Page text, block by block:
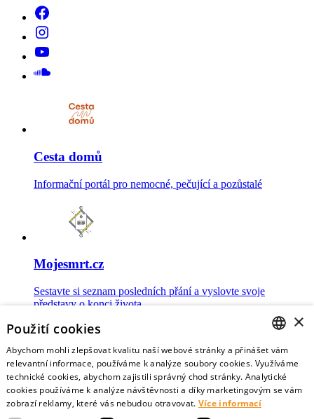
Cesta domů
Informační portál pro nemocné, pečující a pozůstalé
Mojesmrt.cz
Sestavte si seznam posledních přání a vyslovte svoje
představy o konci života
Data o umírání
Nejnovější data o postojích veřejnosti a zdravotníků k umírání
CZECH
ENGLISH
×
Použití cookies
Abychom mohli zlepšovat kvalitu naší webové stránky a přinášet vám
relevantní informace, používáme k analýze soubory cookies. Využíváme
technické cookies, abychom zajistili správný chod stránky. Analytické
cookies používáme k analýze návštěvnosti a díky marketingovým se vám
zobrazí reklamy, které vás nebudou otravovat. Více informací